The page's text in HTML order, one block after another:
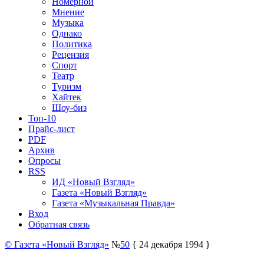
Мнение
Музыка
Однако
Политика
Рецензия
Спорт
Театр
Туризм
Хайтек
Шоу-биз
Топ-10
Прайс-лист
PDF
Архив
Опросы
RSS
ИД «Новый Взгляд»
Газета «Новый Взгляд»
Газета «Музыкальная Правда»
Вход
Обратная связь
© Газета «Новый Взгляд» №50 { 24 декабря 1994 }